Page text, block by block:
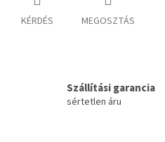
KÉRDÉS MEGOSZTÁS
Szállítási garancia
sértetlen áru